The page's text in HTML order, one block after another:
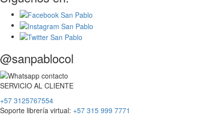
@sanpablocol
SERVICIO AL CLIENTE
+57 3125767554
Soporte librería virtual: +57 315 999 7771